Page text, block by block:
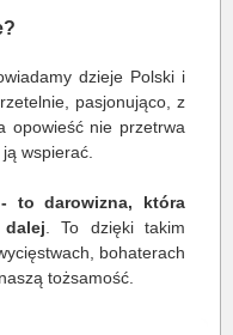
dzieje Polski i
pasjonująco, z
opowieść nie przetrwa
wspierać.
to darowizna, która
. To dzięki takim
bohaterach
tożsamość.